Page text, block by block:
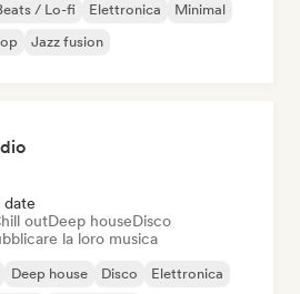
/ Lo-fi Elettronica
Minimal
Jazz fusion
outDeep houseDisco
la loro musica
Deep house Disco Elettronica